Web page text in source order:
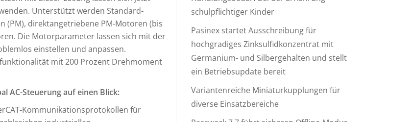
Unterstützt werden Standard-
direktangetriebene PM-Motoren (bis
Die Motorparameter lassen sich mit der
einstellen und anpassen.
mit 200 Prozent Drehmoment
AC-Steuerung auf einen Blick:
Kommunikationsprotokollen für
schulpflichtiger Kinder
Pasinex startet Ausschreibung für
hochgradiges Zinksulfidkonzentrat mit
Germanium- und Silbergehalten und stellt
ein Betriebsupdate bereit
Variantenreiche Miniaturkupplungen für
diverse Einsatzbereiche